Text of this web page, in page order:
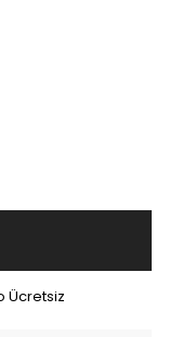
Ücretsiz